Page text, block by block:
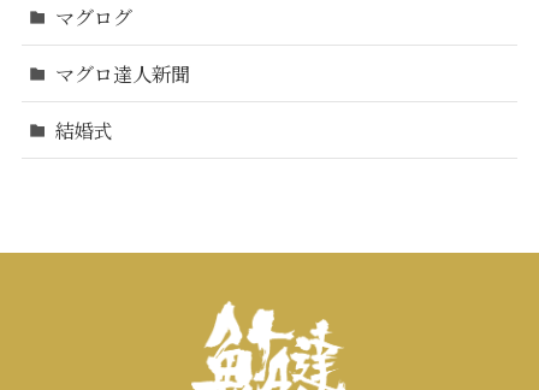
マグログ
マグロ達人新聞
結婚式